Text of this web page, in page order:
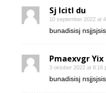
Sj Icitl du
10 september 2022 at
bunadisisj
Pmaexvgr Yix
3 oktober 2022 at 8:16
bunadisisj